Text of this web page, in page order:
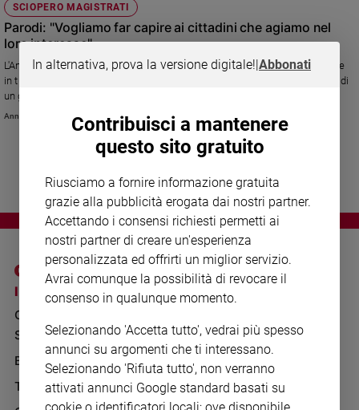
Papa
Chiesa
Chiesa
Fede
Devozione
giorno
Santo
del
giorno
Società
e
valori
SCIOPERO MAGISTRATI
Parodi: "Vogliamo far capire ai cittadini che agiamo nel
loro interesse"
L'Anm si ferma contro la riforma sulla separazione delle carriere. Iniziative
in tutta Italia. Il presidente spiega che le nuove norme non accorceranno di
un giorno i processi
Annachiara Valle
I SITI SAN PAOLO
GRUPPO EDITORIALE
SAN PAOLO
BENESSERE
TELENOVA
NOTE LEGALI
INFORMATIVA
WHISTLEBLOWING
SOCIAL
In alternativa, prova la versione digitale!|Abbonati
Contribuisci a mantenere
questo sito gratuito
Riusciamo a fornire informazione gratuita
grazie alla pubblicità erogata dai nostri partner.
Accettando i consensi richiesti permetti ai
nostri partner di creare un'esperienza
personalizzata ed offrirti un miglior servizio.
Avrai comunque la possibilità di revocare il
consenso in qualunque momento.
Selezionando 'Accetta tutto', vedrai più spesso
annunci su argomenti che ti interessano.
Selezionando 'Rifiuta tutto', non verranno
attivati annunci Google standard basati su